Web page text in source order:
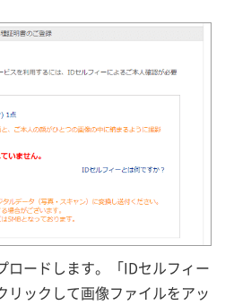
ロードします。「IDセルフィー
リックして画像ファイルをアッ